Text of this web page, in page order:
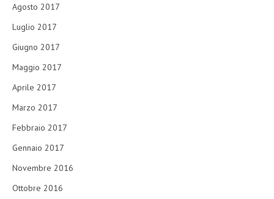
Agosto 2017
Luglio 2017
Giugno 2017
Maggio 2017
Aprile 2017
Marzo 2017
Febbraio 2017
Gennaio 2017
Novembre 2016
Ottobre 2016